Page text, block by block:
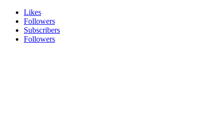
Likes
Followers
Subscribers
Followers